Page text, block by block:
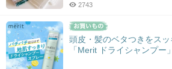
2743
頭皮・髪のベタつきをス
「Merit ドライシャンプー」